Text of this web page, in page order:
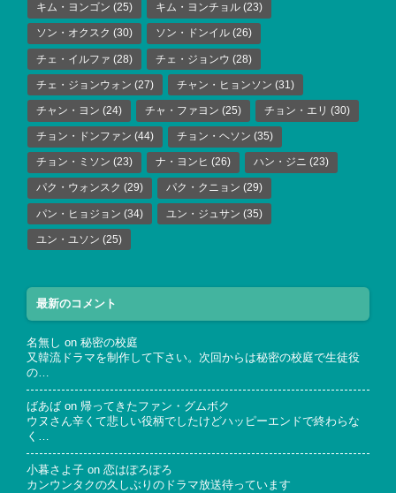
キム・ヨンゴン (25) キム・ヨンチョル (23)
ソン・オクスク (30) ソン・ドンイル (26)
チェ・イルファ (28) チェ・ジョンウ (28)
チェ・ジョンウォン (27) チャン・ヒョンソン (31)
チャン・ヨン (24) チャ・ファヨン (25) チョン・エリ (30)
チョン・ドンファン (44) チョン・ヘソン (35)
チョン・ミソン (23) ナ・ヨンヒ (26) ハン・ジニ (23)
パク・ウォンスク (29) パク・クニョン (29)
パン・ヒョジョン (34) ユン・ジュサン (35)
ユン・ユソン (25)
最新のコメント
名無し on 秘密の校庭
又韓流ドラマを制作して下さい。次回からは秘密の校庭で生徒役
の…
ばあば on 帰ってきたファン・グムボク
ウヌさん辛くて悲しい役柄でしたけどハッピーエンドで終わらな
く…
小暮さよ子 on 恋はぽろぽろ
カンウンタクの久しぶりのドラマ放送待っています